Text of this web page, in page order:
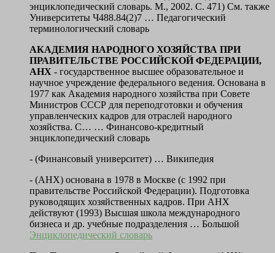
энциклопедический словарь. М., 2002. С. 471) См. также
Университеты Ч488.84(2)7 … Педагогический
терминологический словарь
АКАДЕМИЯ НАРОДНОГО ХОЗЯЙСТВА ПРИ
ПРАВИТЕЛЬСТВЕ РОССИЙСКОЙ ФЕДЕРАЦИИ,
АНХ - государственное высшее образовательное и
научное учреждение федерального ведения. Основана в
1977 как Академия народного хозяйства при Совете
Министров СССР для переподготовки и обучения
управленческих кадров для отраслей народного
хозяйства. С… … Финансово-кредитный
энциклопедический словарь
- (Финансовый университет) … Википедия
- (АНХ) основана в 1978 в Москве (с 1992 при
правительстве Российской Федерации). Подготовка
руководящих хозяйственных кадров. При АНХ
действуют (1993) Высшая школа международного
бизнеса и др. учебные подразделения … Большой
Энциклопедический словарь